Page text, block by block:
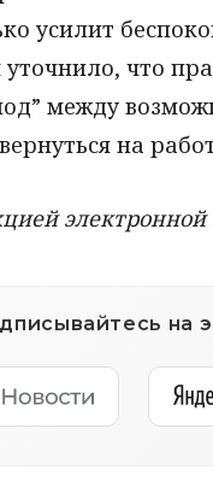
усилит
что
между
на
электронной
на